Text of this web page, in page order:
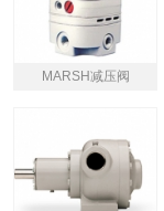
MARSH减压阀